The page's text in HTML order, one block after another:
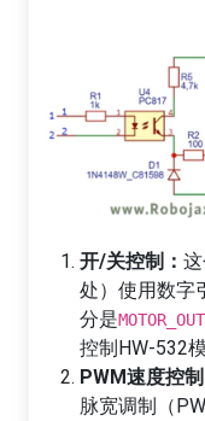
开/关控制：
处）使用数字
分是
控制HW-532模
PWM速度控制
脉宽调制（